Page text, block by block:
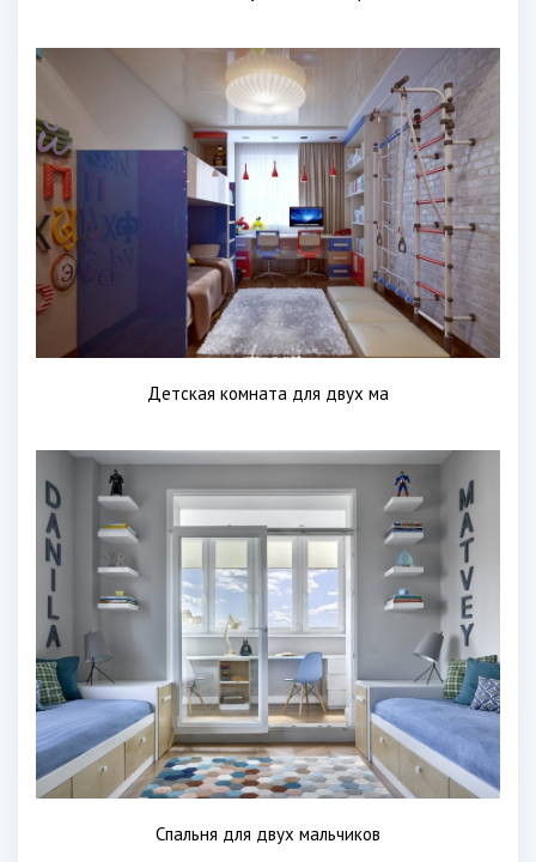
Детская комната для двух ма
Спальня для двух мальчиков